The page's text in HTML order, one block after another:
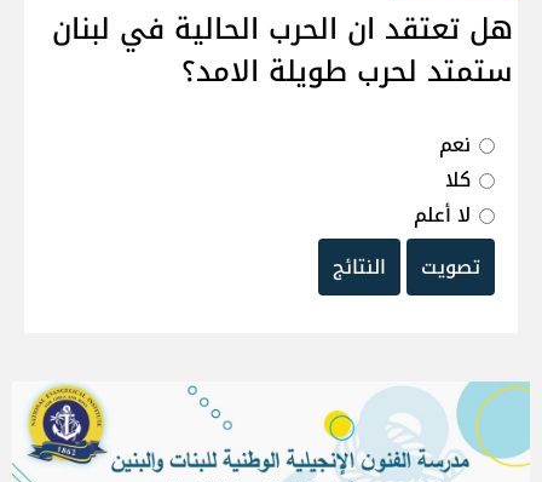
هل تعتقد ان الحرب الحالية في لبنان
ستمتد لحرب طويلة الامد؟
نعم
كلا
لا أعلم
تصويت
النتائج